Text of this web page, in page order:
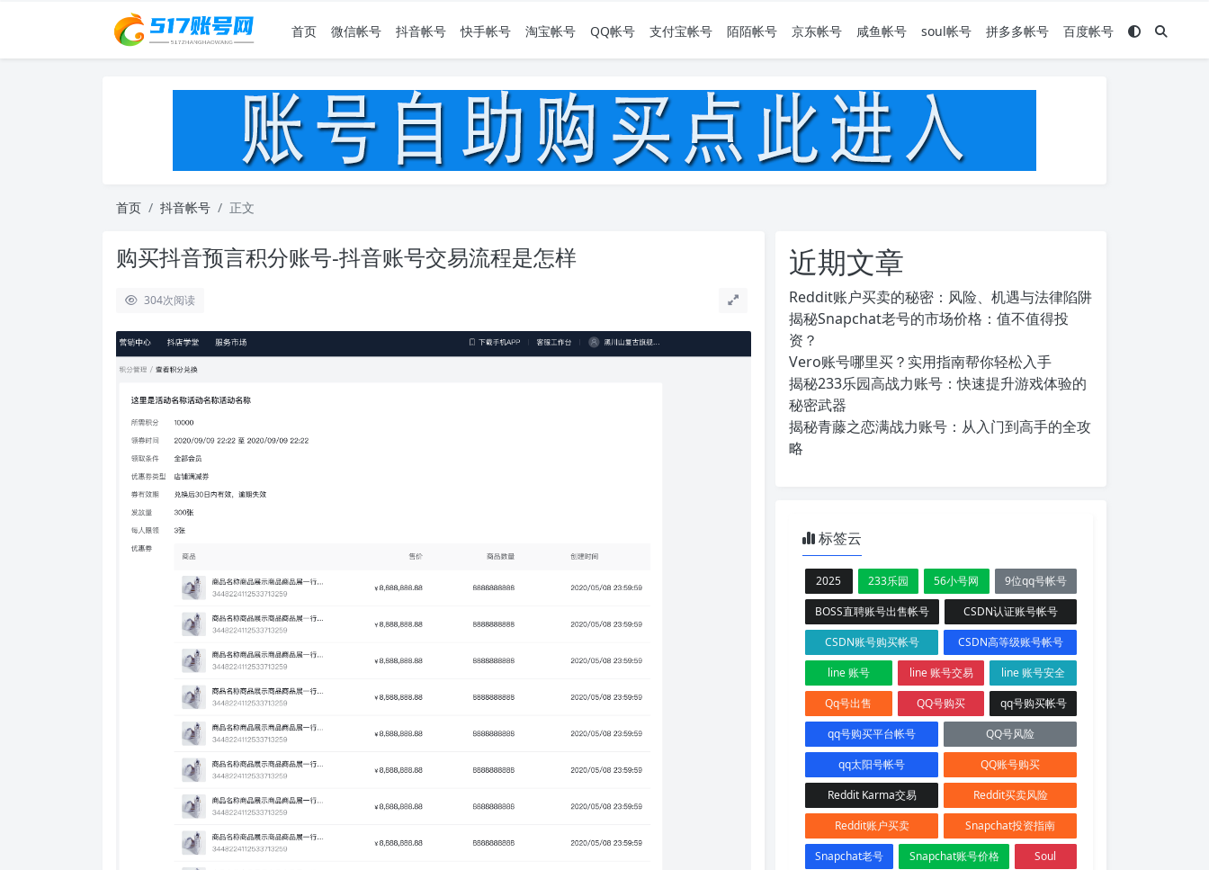
首页 微信帐号 抖音帐号 快手帐号 淘宝帐号 QQ帐号 支付宝帐号 陌陌帐号 京东帐号 咸鱼帐号 soul帐号 拼多多帐号 百度帐号
首页 抖音帐号 正文
购买抖音预言积分账号-抖音账号交易流程是怎样
304次阅读
近期文章
Reddit账户买卖的秘密：风险、机遇与法律陷阱
揭秘Snapchat老号的市场价格：值不值得投
资？
Vero账号哪里买？实用指南帮你轻松入手
揭秘233乐园高战力账号：快速提升游戏体验的
秘密武器
揭秘青藤之恋满战力账号：从入门到高手的全攻
略
标签云
2025 233乐园 56小号网
9位qq号帐号
BOSS直聘账号出售帐号
CSDN认证账号帐号
CSDN账号购买帐号
CSDN高等级账号帐号
line 账号
line 账号交易
line 账号安全
Qq号出售
QQ号购买
qq号购买帐号
qq号购买平台帐号
QQ号风险
qq太阳号帐号
QQ账号购买
Reddit Karma交易
Reddit买卖风险
Reddit账户买卖
Snapchat投资指南
Snapchat老号
Snapchat账号价格
Soul